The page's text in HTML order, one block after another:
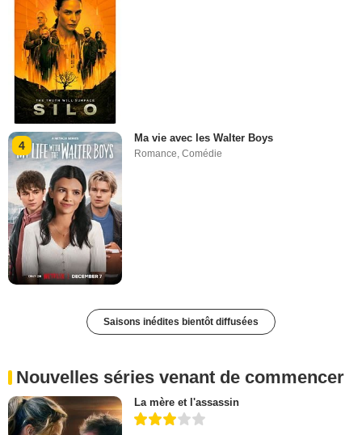
4
Ma vie avec les Walter Boys
Romance,Comédie
Saisons inédites bientôt diffusées
Nouvelles séries venant de commencer
La mère et l'assassin